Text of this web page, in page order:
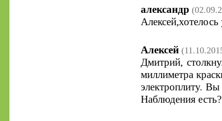
александр
Алексей
Дмитрий,
миллиметра
электроплиту.
Наблюдения есть?